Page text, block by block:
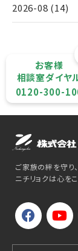
2026-08 (14)
お客様
相談室ダイヤ
0120-300-
ご家族の絆を守り
ニチリョクは心を